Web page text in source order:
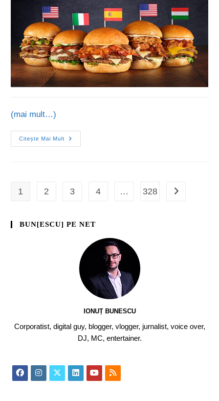
(mai mult…)
Citește Mai Mult
1 2 3 4 … 328
BUN[ESCU] PE NET
IONUȚ BUNESCU
Corporatist, digital guy, blogger, vlogger, jurnalist, voice over,
DJ, MC, entertainer.